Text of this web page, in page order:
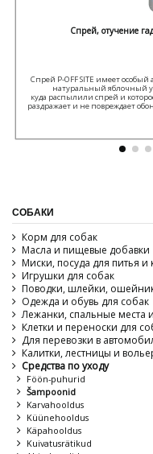
Спрей, отучение
Спрей P-OFF SITE имеет
натуральный яблочный
куда распылили спрей и
раздражает и не повреждает
СОБАКИ
Корм для собак
Масла и пищевые добавки
Миски, посуда для питья и
Игрушки для собак
Поводки, шлейки,
Одежда и обувь для собак
Лежанки, спальные места
Клетки и переноски для
Для перевозки в
Калитки, лестницы и
Средства по уходу
Föön-puhurid
Šampoonid
Karvahooldus
Küünehooldus
Käpahooldus
Kuivatusrätikud